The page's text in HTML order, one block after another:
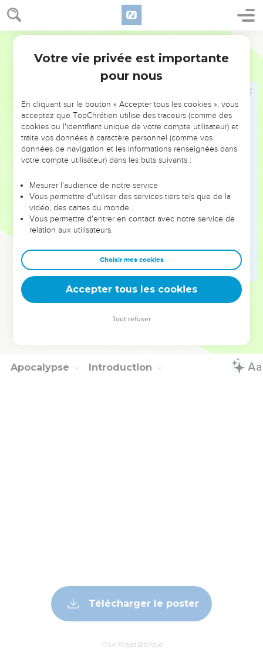
Jude 1
18 Ils vous disaient : « *A la fin des temps il y aura des
moqueurs qui vivront en suivant leurs désirs impies. »
par leur nature propre et n'ont pas l'Esprit.
Quant à vous, bien-aimés, édifiez-vous vous-mêmes sur
Maintenez-vous dans l'amour de Dieu en attendant le jour
où la compassion de notre Seigneur Jésus-Christ sera
manifestée pour la vie éternelle.
Ayez compassion des uns en faisant preuve de
Quant aux autres, sauvez-les avec crainte en les arrachant
au feu, en détestant jusqu’au vêtement souillé par leur
contact.
Louange finale
A celui qui peut vous garder de toute chute et vous faire
paraître devant sa gloire irréprochables et dans l'allégresse,
oui, à Dieu seul [sage], qui nous a sauvés [par Jésus-Christ
notre Seigneur], appartiennent gloire, majesté, force et
Apocalypse Introduction
Télécharger le poster
© Le Projet Biblique
Votre vie privée est importante
pour nous
En cliquant sur le bouton « Accepter tous les cookies », vous
acceptez que TopChrétien utilise des traceurs (comme des
cookies ou l'identifiant unique de votre compte utilisateur) et
traite vos données à caractère personnel (comme vos
données de navigation et les informations renseignées dans
votre compte utilisateur) dans les buts suivants :
Mesurer l'audience de notre service
Vous permettre d'utiliser des services tiers tels que de la
vidéo, des cartes du monde…
Vous permettre d'entrer en contact avec notre service de
relation aux utilisateurs.
Choisir mes cookies
Accepter tous les cookies
Tout refuser